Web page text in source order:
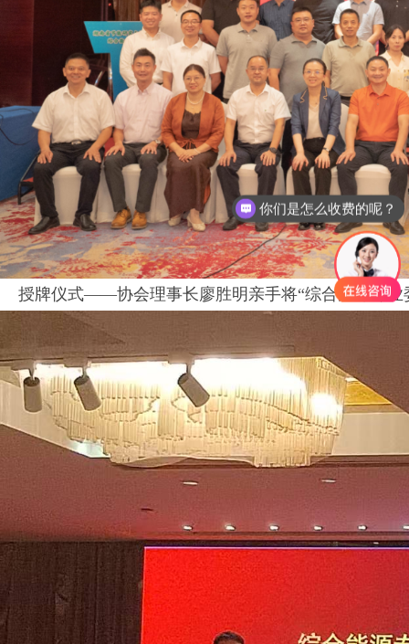
授牌仪式——协会理事长廖胜明亲手将“综合能源专业
你们是怎么收费的呢？